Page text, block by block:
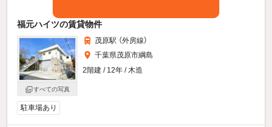
福元ハイツの賃貸物件
すべての写真
茂原駅 （外房線）
千葉県茂原市綱島
2階建 / 12年 / 木造
駐車場あり